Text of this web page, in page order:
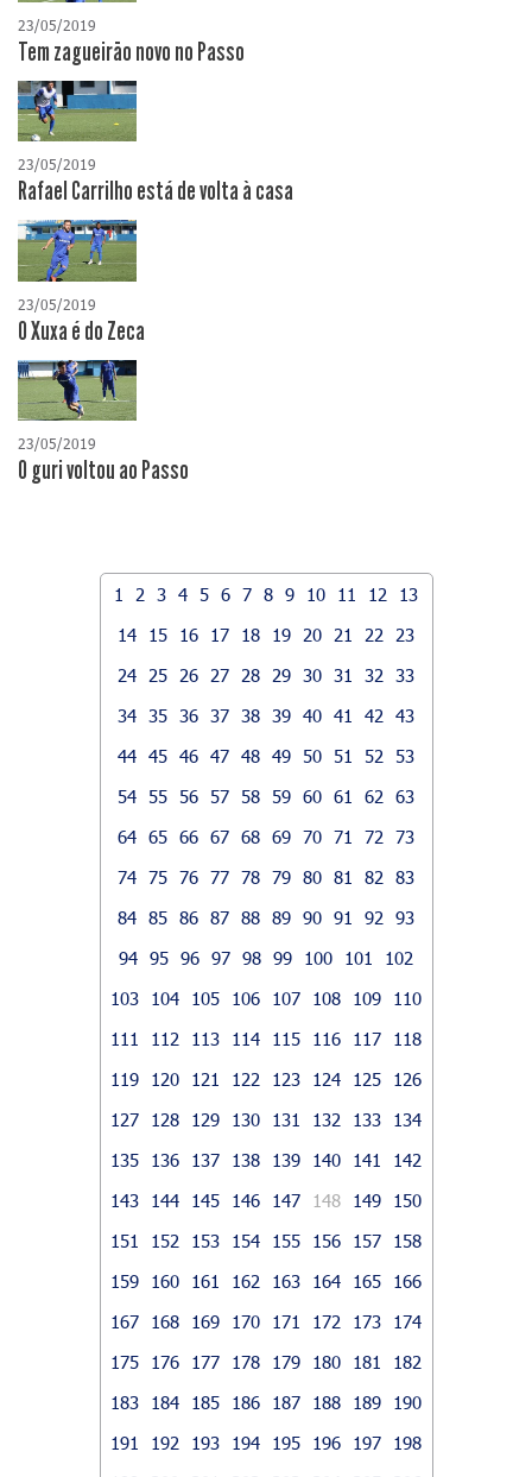
23/05/2019
Tem zagueirão novo no Passo
23/05/2019
Rafael Carrilho está de volta à casa
23/05/2019
O Xuxa é do Zeca
23/05/2019
O guri voltou ao Passo
1 2 3 4 5 6 7 8 9 10 11 12
13
14
15 16 17 18 19 20 21 22
23
24
25 26 27 28 29 30 31 32
33
34 35 36 37 38 39 40 41 42
43
44 45 46 47 48 49 50 51 52
53
54 55 56 57 58 59 60 61 62
63
64 65 66 67 68 69 70 71 72
73
74 75 76 77 78 79 80 81 82
83
84 85 86 87 88 89 90 91 92
93
94 95 96 97 98 99 100 101
102
103
104 105 106 107 108 109
110
111
112 113 114 115 116 117
118
119
120 121 122 123 124 125
126
127
128 129 130 131 132 133
134
135
136 137 138 139 140 141
142
143
144 145 146 147 148 149
150
151
152 153 154 155 156 157
158
159
160 161 162 163 164 165
166
167
168 169 170 171 172 173
174
175
176 177 178 179 180 181
182
183
184 185 186 187 188 189
190
191
192 193 194 195 196 197
198